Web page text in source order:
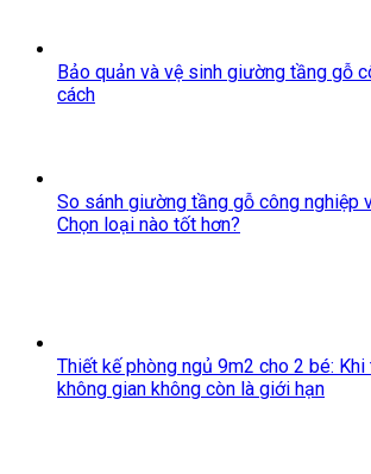
Bảo quản và vệ sinh giường tầng gỗ
cách
So sánh giường tầng gỗ công nghiệp
Chọn loại nào tốt hơn?
Thiết kế phòng ngủ 9m2 cho 2 bé:
không gian không còn là giới hạn